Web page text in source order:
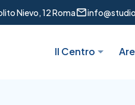
Nievo, 12 Roma
Il Centro